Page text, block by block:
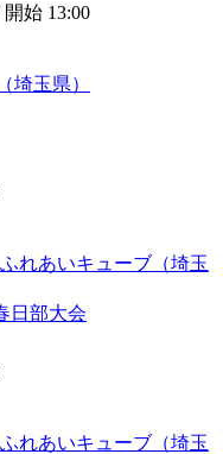
開始 13:00
埼玉県）
れあいキューブ（埼玉
日部大会
れあいキューブ（埼玉